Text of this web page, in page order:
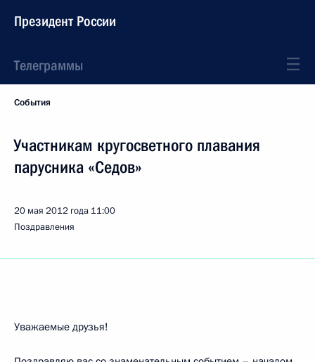
Президент России
Телеграммы
События
Участникам кругосветного плавания
парусника «Седов»
20 мая 2012 года 11:00
Поздравления
Уважаемые друзья!